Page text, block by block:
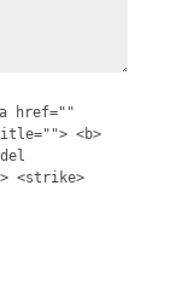
href=""
<b>
<strike>